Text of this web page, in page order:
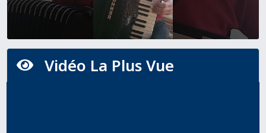
 Vidéo La Plus Vue